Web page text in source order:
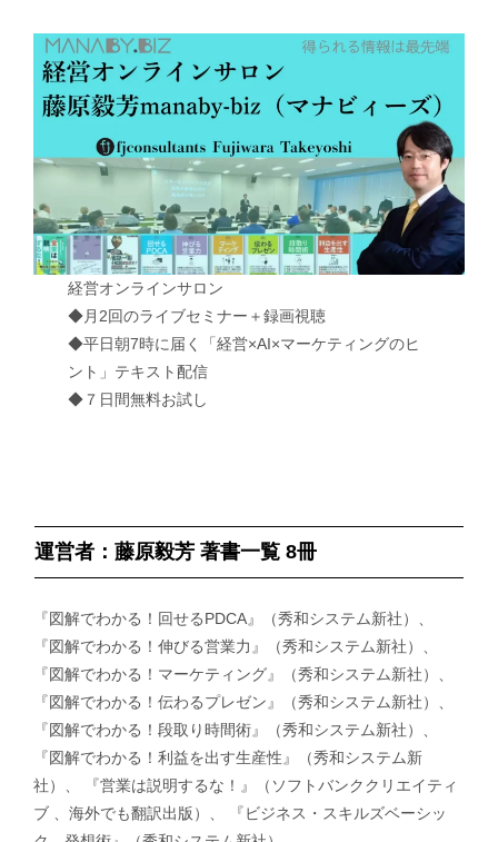
経営オンラインサロン
◆月2回のライブセミナー＋録画視聴
◆平日朝7時に届く「経営×AI×マーケティングのヒ
ント」テキスト配信
◆７日間無料お試し
運営者：藤原毅芳 著書一覧 8冊
『図解でわかる！回せるPDCA』（秀和システム新社）、
『図解でわかる！伸びる営業力』（秀和システム新社）、
『図解でわかる！マーケティング』（秀和システム新社）、
『図解でわかる！伝わるプレゼン』（秀和システム新社）、
『図解でわかる！段取り時間術』（秀和システム新社）、
『図解でわかる！利益を出す生産性』（秀和システム新
社）、 『営業は説明するな！』（ソフトバンククリエイティ
ブ 、海外でも翻訳出版）、 『ビジネス・スキルズベーシッ